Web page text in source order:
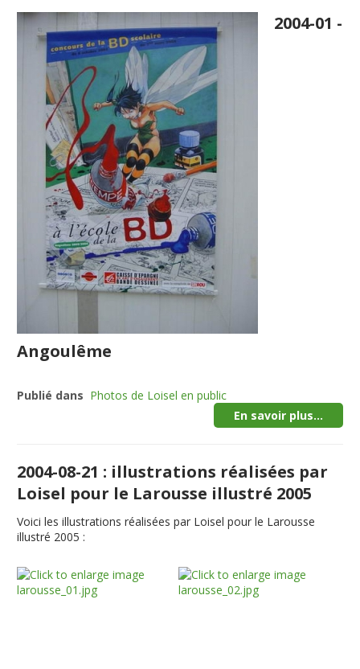
2004-01 -
Angoulême
Publié dans Photos de Loisel en public
En savoir plus...
2004-08-21 : illustrations réalisées par
Loisel pour le Larousse illustré 2005
Voici les illustrations réalisées par Loisel pour le Larousse
illustré 2005 :